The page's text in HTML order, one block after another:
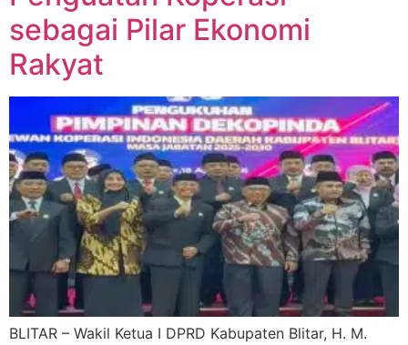
sebagai Pilar Ekonomi
Rakyat
BLITAR – Wakil Ketua I DPRD Kabupaten Blitar, H. M.